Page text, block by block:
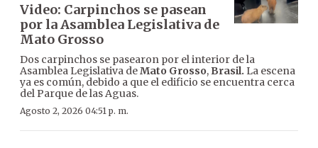
Video: Carpinchos se pasean
por la Asamblea Legislativa de
Mato Grosso
Dos carpinchos se pasearon por el interior de la
Asamblea Legislativa deMato Grosso, Brasil. La escena
ya es común, debido a que el edificio se encuentra cerca
del Parque de las Aguas.
Agosto 2, 2026 04:51 p. m.